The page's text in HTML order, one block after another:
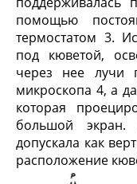
помощью
термостатом 3.
под кюветой,
через нее лучи
микроскопа 4, а
которая
большой экран.
допускала как
расположение